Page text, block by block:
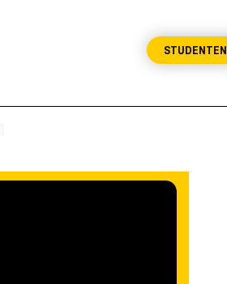
STUDENTEN